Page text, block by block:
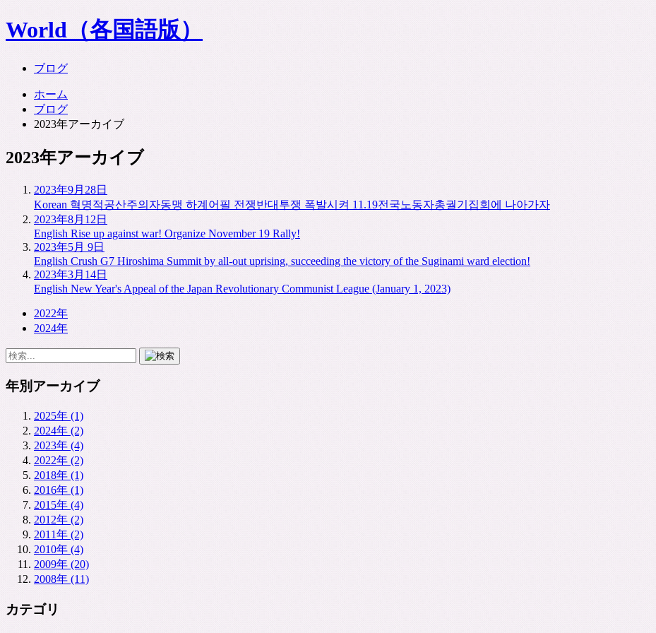
World（各国語版）
ブログ
ホーム
ブログ
2023年アーカイブ
2023年アーカイブ
2023年9月28日
Korean 혁명적공산주의자동맹 하계어필 전쟁반대투쟁 폭발시켜 11.19전국노동자총궐기집회에 나아가자
2023年8月12日
English Rise up against war! Organize November 19 Rally!
2023年5月 9日
English Crush G7 Hiroshima Summit by all-out uprising, succeeding the victory of the Suginami ward election!
2023年3月14日
English New Year's Appeal of the Japan Revolutionary Communist League (January 1, 2023)
2022年
2024年
年別アーカイブ
2025年 (1)
2024年 (2)
2023年 (4)
2022年 (2)
2018年 (1)
2016年 (1)
2015年 (4)
2012年 (2)
2011年 (2)
2010年 (4)
2009年 (20)
2008年 (11)
カテゴリ